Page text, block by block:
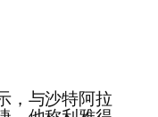
，与沙特阿拉